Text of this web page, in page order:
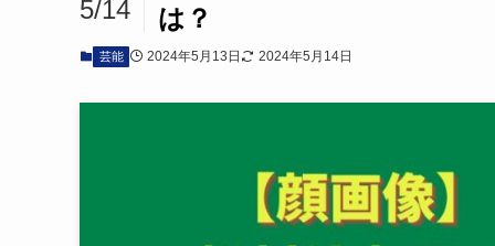
は？
5/14
芸能 2024年5月13日 2024年5月14日